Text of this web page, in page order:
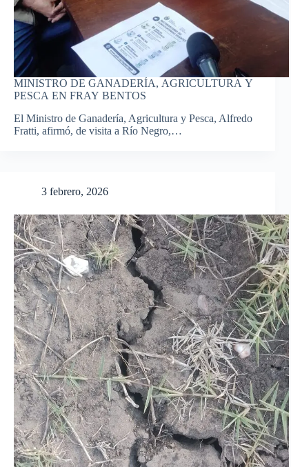
MINISTRO DE GANADERÍA, AGRICULTURA Y
PESCA EN FRAY BENTOS
El Ministro de Ganadería, Agricultura y Pesca, Alfredo
Fratti, afirmó, de visita a Río Negro,…
3 febrero, 2026